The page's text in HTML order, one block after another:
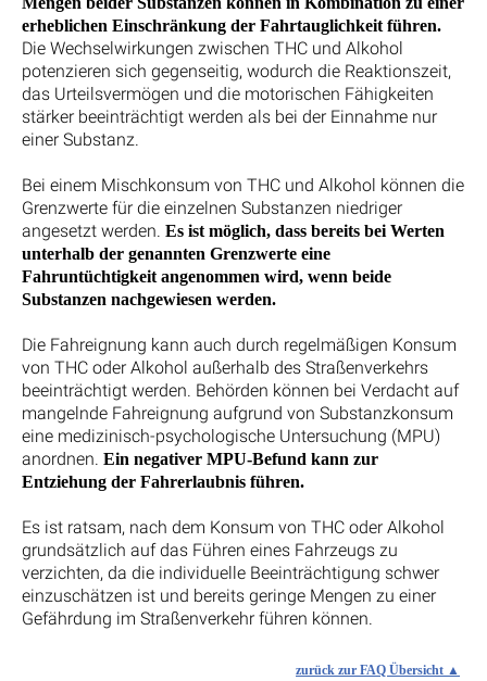
erheblichen Einschränkung der Fahrtauglichkeit führen.
Die Wechselwirkungen zwischen THC und Alkohol
potenzieren sich gegenseitig, wodurch die Reaktionszeit,
das Urteilsvermögen und die motorischen Fähigkeiten
stärker beeinträchtigt werden als bei der Einnahme nur
einer Substanz.
Bei einem Mischkonsum von THC und Alkohol können die
Grenzwerte für die einzelnen Substanzen niedriger
angesetzt werden. Es ist möglich, dass bereits bei Werten
unterhalb der genannten Grenzwerte eine
Fahruntüchtigkeit angenommen wird, wenn beide
Substanzen nachgewiesen werden.
Die Fahreignung kann auch durch regelmäßigen Konsum
von THC oder Alkohol außerhalb des Straßenverkehrs
beeinträchtigt werden. Behörden können bei Verdacht auf
mangelnde Fahreignung aufgrund von Substanzkonsum
eine medizinisch-psychologische Untersuchung (MPU)
anordnen. Ein negativer MPU-Befund kann zur
Entziehung der Fahrerlaubnis führen.
Es ist ratsam, nach dem Konsum von THC oder Alkohol
grundsätzlich auf das Führen eines Fahrzeugs zu
verzichten, da die individuelle Beeinträchtigung schwer
einzuschätzen ist und bereits geringe Mengen zu einer
Gefährdung im Straßenverkehr führen können.
zurück zur FAQ Übersicht